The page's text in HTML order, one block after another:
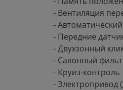
- Вентиляция
-
- Передние
- Двухзонный
- Салонный
- Круиз-контроль
- Электропривод